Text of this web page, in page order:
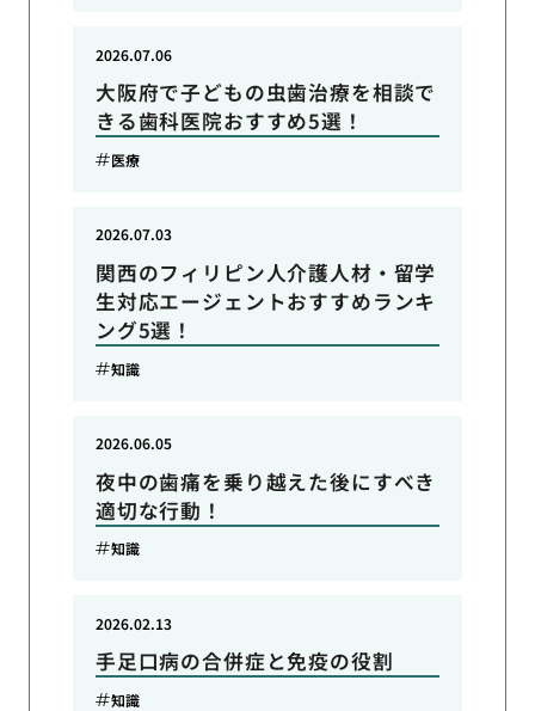
大阪府で子どもの虫歯治療を相談で
きる歯科医院おすすめ5選！
2026.07.06
医療
関西のフィリピン人介護人材・留学
生対応エージェントおすすめランキ
ング5選！
2026.07.03
知識
夜中の歯痛を乗り越えた後にすべき
適切な行動！
2026.06.05
知識
手足口病の合併症と免疫の役割
2026.02.13
知識